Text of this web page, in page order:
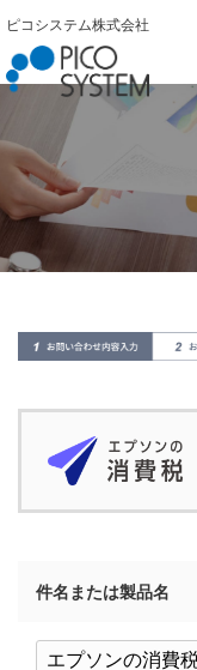
ピコシステム株式会社
件名または製品名